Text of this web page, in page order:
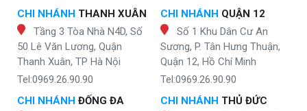
CHI NHÁNH THANH XUÂN
Tầng 3 Tòa Nhà N4D, Số
50 Lê Văn Lương, Quận
Thanh Xuân, TP Hà Nội
Tel:0969.26.90.90
CHI NHÁNH ĐỐNG ĐA
CHI NHÁNH QUẬN 12
Số 1 Khu Dân Cư An
Sương, P. Tân Hưng Thuận,
Quận 12, Hồ Chí Minh
Tel:0969.26.90.90
CHI NHÁNH THỦ ĐỨC